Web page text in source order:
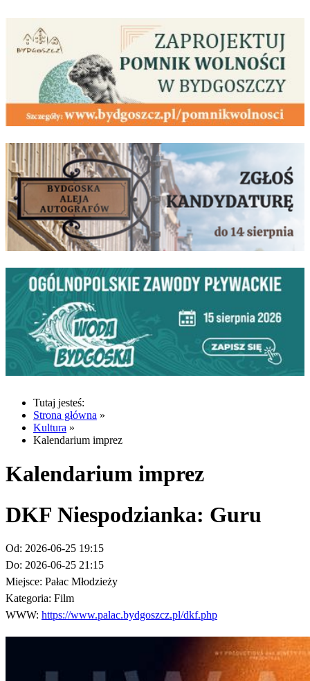
Tutaj jesteś:
Strona główna »
Kultura »
Kalendarium imprez
Kalendarium imprez
DKF Niespodzianka: Guru
Od: 2026-06-25 19:15
Do: 2026-06-25 21:15
Miejsce: Pałac Młodzieży
Kategoria: Film
WWW: https://www.palac.bydgoszcz.pl/dkf.php